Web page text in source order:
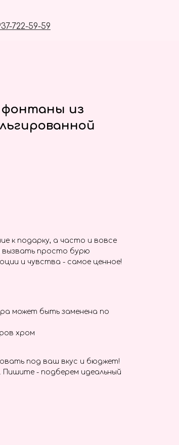
722-59-59
из
к подарку, а часто и вовсе
вызвать просто бурю
и чувства - самое ценное!
может быть заменена по
хром
под ваш вкус и бюджет!
- подберем идеальный